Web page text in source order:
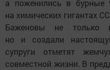
а поженились в бурные
на химических гигантах
Баженовы не только
но и создали
супруги отметят
совместной жизни. В